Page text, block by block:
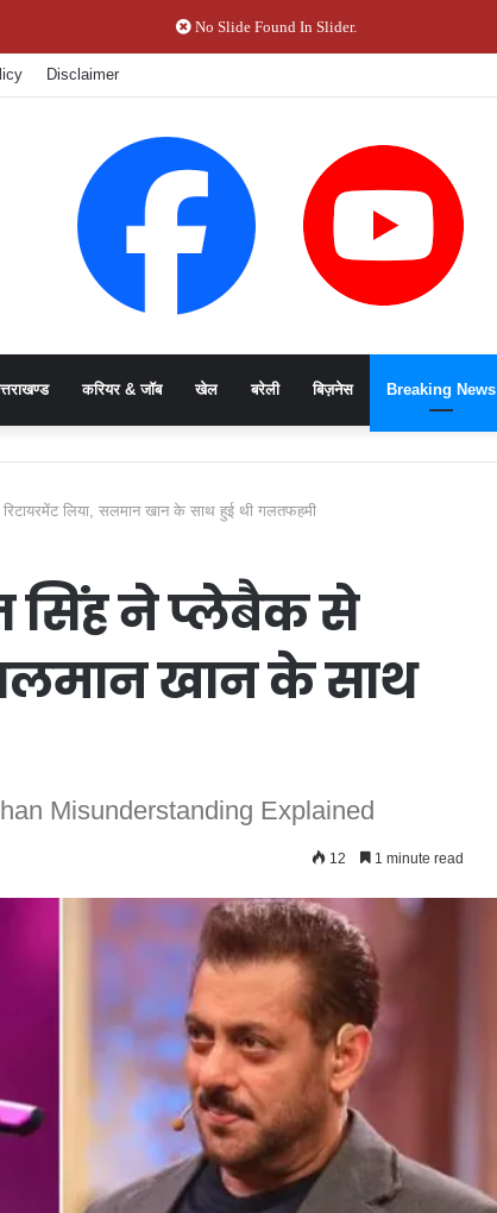
No Slide Found In Slider.
Disclaimer
करियर & जॉब खेल बरेली बिज़नेस Breaking News
लिया, सलमान खान के साथ हुई थी गलतफहमी
सिंह ने प्लेबैक से
खान के साथ
Misunderstanding Explained
12 1 minute read